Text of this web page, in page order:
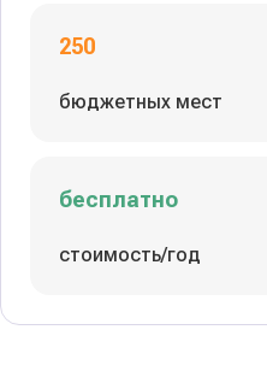
250
бюджетных мест
бесплатно
стоимость/год